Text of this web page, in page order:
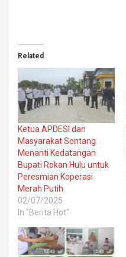
Related
Ketua APDESI dan
Masyarakat Sontang
Menanti Kedatangan
Bupati Rokan Hulu untuk
Peresmian Koperasi
Merah Putih
02/07/2025
In "Berita Hot"